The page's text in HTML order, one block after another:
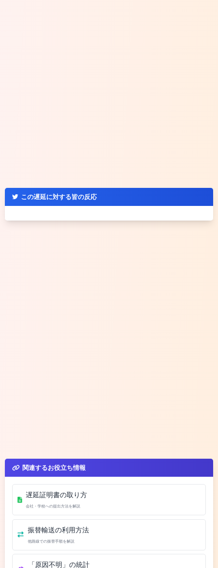
この遅延に対する皆の反応
関連するお役立ち情報
遅延証明書の取り方
会社・学校への提出方法を解説
振替輸送の利用方法
他路線での振替手順を解説
「原因不明」の統計